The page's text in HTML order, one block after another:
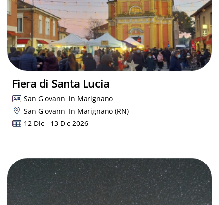
Fiera di Santa Lucia
San Giovanni in Marignano
San Giovanni In Marignano (RN)
12 Dic - 13 Dic 2026